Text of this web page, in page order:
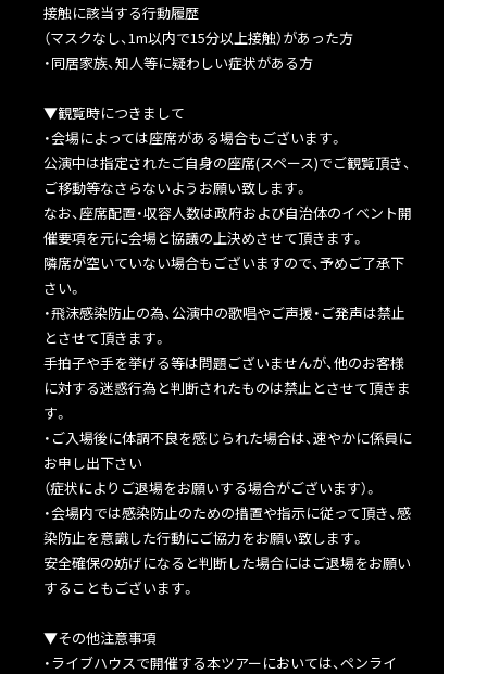
接触に該当する行動履歴
（マスクなし、1m以内で15分以上接触）があった方
・同居家族、知人等に疑わしい症状がある方
▼観覧時につきまして
・会場によっては座席がある場合もございます。
公演中は指定されたご自身の座席(スペース)でご観覧頂き、
ご移動等なさらないようお願い致します。
なお、座席配置・収容人数は政府および自治体のイベント開
催要項を元に会場と協議の上決めさせて頂きます。
隣席が空いていない場合もございますので、予めご了承下
さい。
・飛沫感染防止の為、公演中の歌唱やご声援・ご発声は禁止
とさせて頂きます。
手拍子や手を挙げる等は問題ございませんが、他のお客様
に対する迷惑行為と判断されたものは禁止とさせて頂きま
す。
・ご入場後に体調不良を感じられた場合は、速やかに係員に
お申し出下さい
（症状によりご退場をお願いする場合がございます）。
・会場内では感染防止のための措置や指示に従って頂き、感
染防止を意識した行動にご協力をお願い致します。
安全確保の妨げになると判断した場合にはご退場をお願い
することもございます。
▼その他注意事項
・ライブハウスで開催する本ツアーにおいては、ペンライ